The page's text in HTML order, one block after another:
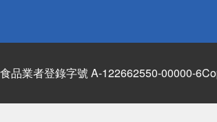
食品業者登錄字號 A-122662550-00000-6